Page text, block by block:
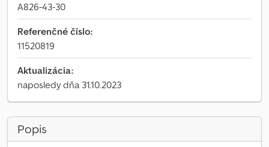
A826-43-30
Referenčné číslo:
11520819
Aktualizácia:
naposledy dňa 31.10.2023
Popis